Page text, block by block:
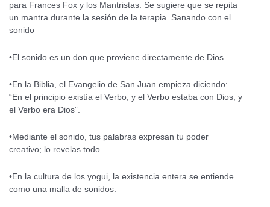
para Frances Fox y los Mantristas. Se sugiere que se repita
un mantra durante la sesión de la terapia. Sanando con el
sonido
•El sonido es un don que proviene directamente de Dios.
•En la Biblia, el Evangelio de San Juan empieza diciendo:
“En el principio existía el Verbo, y el Verbo estaba con Dios, y
el Verbo era Dios”.
•Mediante el sonido, tus palabras expresan tu poder
creativo; lo revelas todo.
•En la cultura de los yogui, la existencia entera se entiende
como una malla de sonidos.